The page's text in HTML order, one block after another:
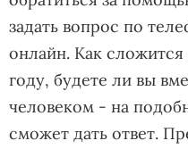
задать вопрос по
онлайн. Как
году, будете ли вы
человеком - на
сможет дать ответ.